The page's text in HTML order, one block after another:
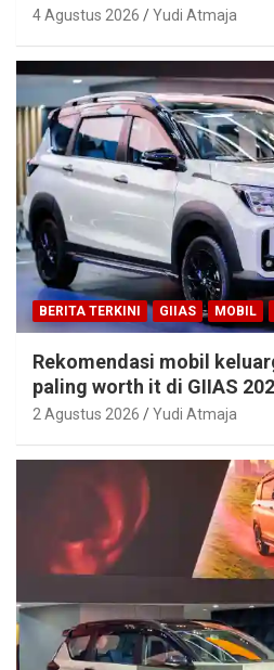
4 Agustus 2026 Yudi Atmaja
BERITA TERKINI GIIAS MOBIL
Rekomendasi mobil
paling worth it di GIIAS
2 Agustus 2026 Yudi Atmaja